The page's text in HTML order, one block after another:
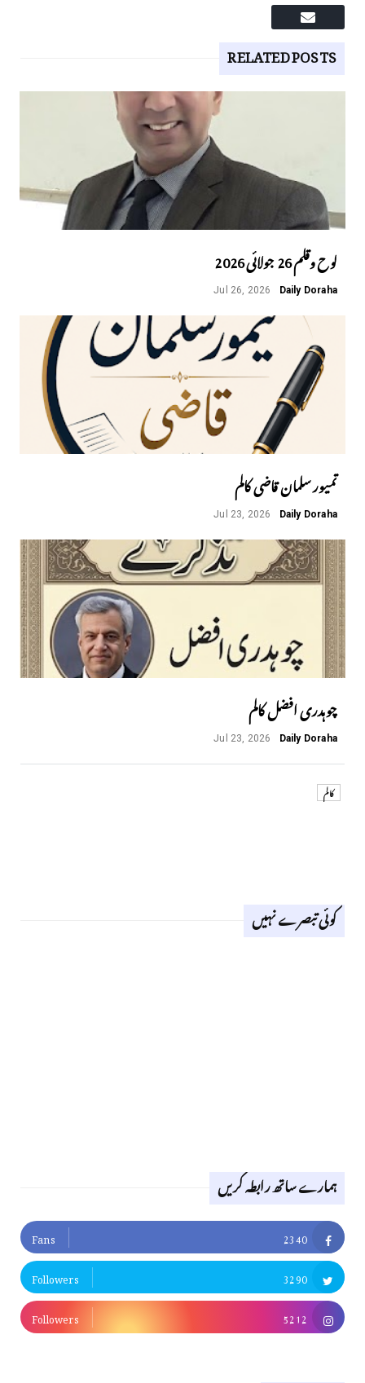
RELATED POSTS
لوح وقلم 26 جولائی 2026
Daily Doraha
Jul 26, 2026
تمیور سلمان قاضی کالم
Daily Doraha
Jul 23, 2026
چوہدری افضل کالم
Daily Doraha
Jul 23, 2026
کالم
کوئی تبصرے نہیں
ہمارے ساتھ رابطہ کریں
2340
Fans
3290
Followers
5212
Followers